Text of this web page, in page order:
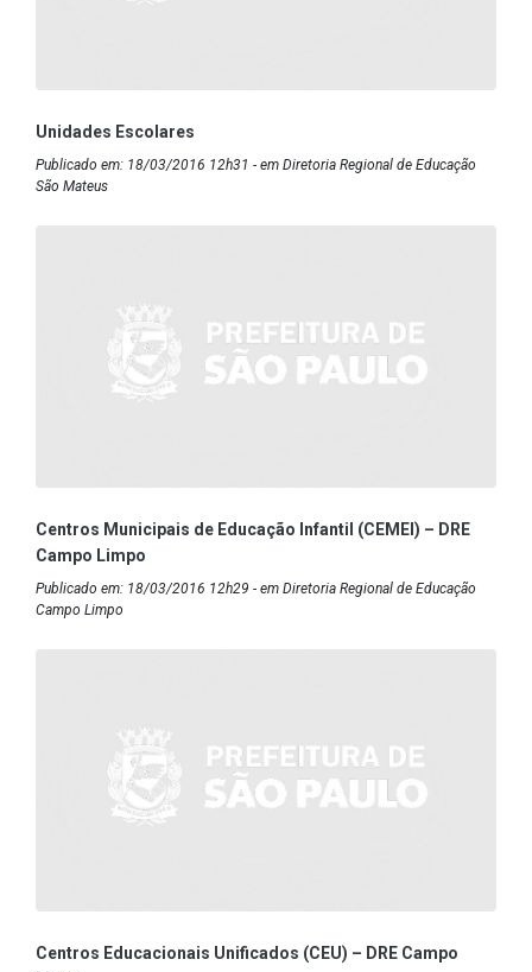
Unidades Escolares
Publicado em: 18/03/2016 12h31 - em Diretoria Regional de Educação
São Mateus
Centros Municipais de Educação Infantil (CEMEI) – DRE
Campo Limpo
Publicado em: 18/03/2016 12h29 - em Diretoria Regional de Educação
Campo Limpo
Centros Educacionais Unificados (CEU) – DRE Campo